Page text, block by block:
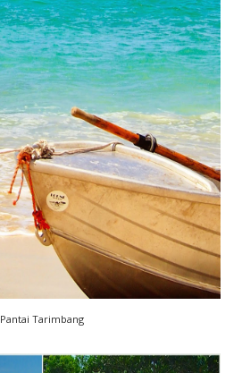
Pantai Tarimbang